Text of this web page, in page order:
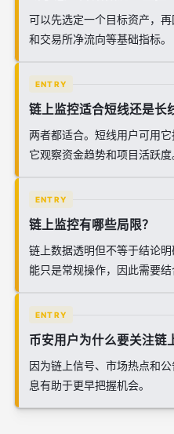
可以先选定一个目标资产，
和交易所净流向等基础指标。
ENTRY
链上监控适合短线还是长
两者都适合。短线用户可用
它观察资金趋势和项目活跃度
ENTRY
链上监控有哪些局限？
链上数据透明但不等于结论
能只是常规操作，因此需要结
ENTRY
币安用户为什么要关注链
因为链上信号、市场热点和
息有助于更早把握机会。